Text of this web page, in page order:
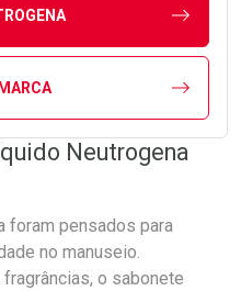
Neutrogena
foram pensados para
no manuseio.
o sabonete